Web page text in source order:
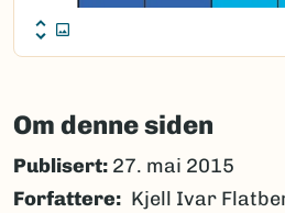
Om denne siden
Publisert: 27. mai 2015
Forfattere
Kjell Ivar